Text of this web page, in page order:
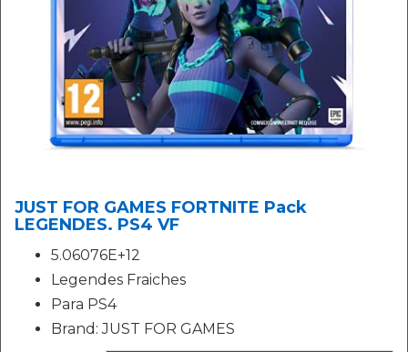
JUST FOR GAMES FORTNITE Pack
LEGENDES. PS4 VF
5.06076E+12
Legendes Fraiches
Para PS4
Brand: JUST FOR GAMES